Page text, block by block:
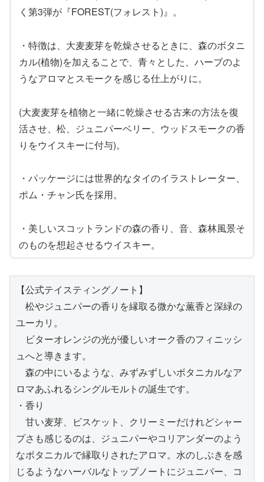
く第3弾が『FOREST(フォレスト)』。
・特徴は、大麦麦芽を乾燥させるときに、森のボタニ
カル(植物)を加えることで、青々とした、ハーブのよ
うなアロマとスモークを感じる仕上がりに。
(大麦麦芽を植物と一緒に乾燥させる古来の方法を復
活させ、松、ジュニパーベリー、ウッドスモークの香
りをウイスキーに付与)。
・パッケージには世界的なタイのイラストレーター、
ポム・チャン氏を採用。
・美しいスコットランドの森の香り、音、森林風景そ
のものを想起させるウイスキー。
【公式テイスティングノート】
松やジュニパーの香りを縁取る微かな薫香と深緑の
ユーカリ。
ビターオレンジの光が優しいオーク香のフィニッシ
ュへと導きます。
森の中にいるような、みずみずしいボタニカルなア
ロマあふれるシングルモルトの誕生です。
・香り
甘い麦芽、ビスケット、クリーミーだけれどシャー
プさも感じるのは、ジュニパーやコリアンダーのよう
なボタニカルで縁取りされたアロマ。水のしぶきを感
じるようなハーバルなトップノートにジュニパー、コ